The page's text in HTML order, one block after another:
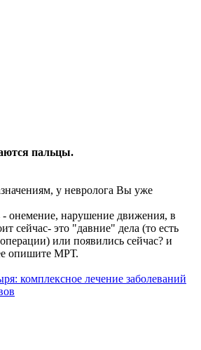
пальцы.
у невролога Вы уже
- онемение, нарушение движения, в
сейчас- это "давние" дела (то есть
или появились сейчас? и
опишите МРТ.
комплексное лечение заболеваний